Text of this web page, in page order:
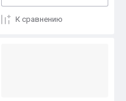
К сравнению